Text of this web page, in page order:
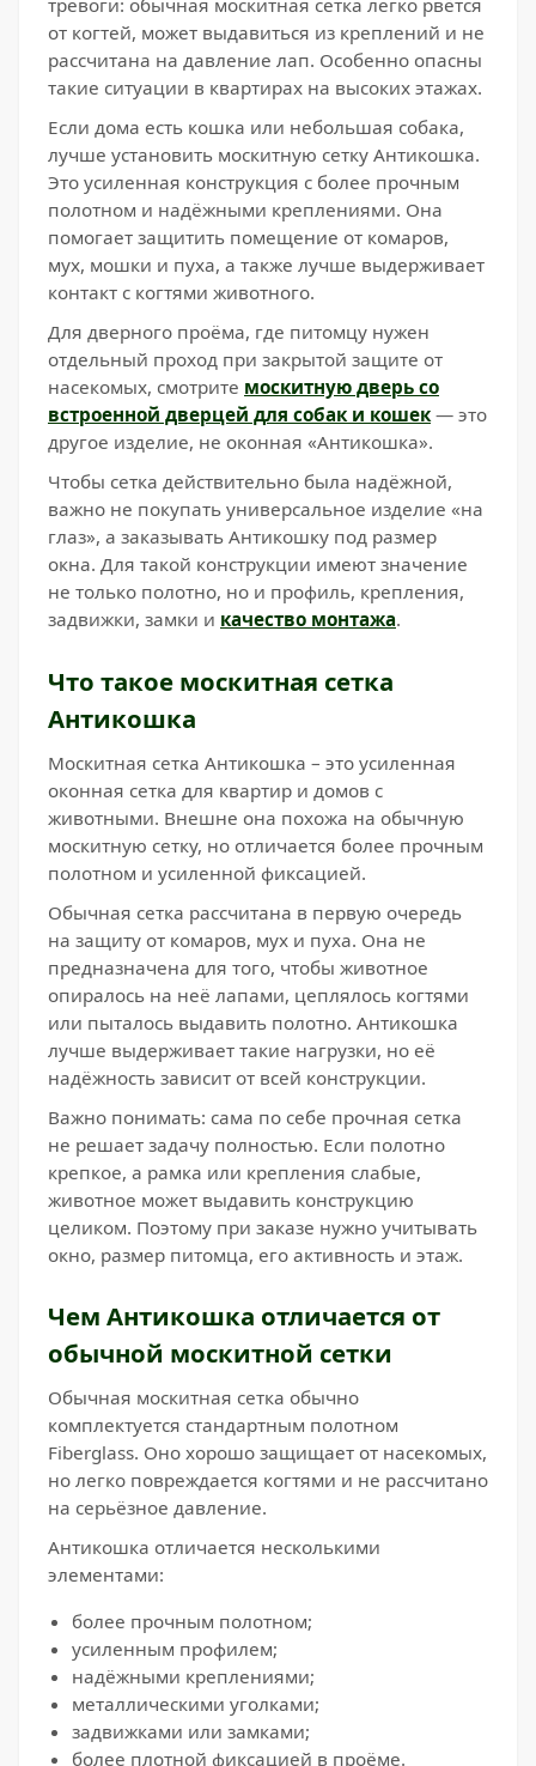
тревоги: обычная москитная сетка легко рвётся
от когтей, может выдавиться из креплений и не
рассчитана на давление лап. Особенно опасны
такие ситуации в квартирах на высоких этажах.
Если дома есть кошка или небольшая собака,
лучше установить москитную сетку Антикошка.
Это усиленная конструкция с более прочным
полотном и надёжными креплениями. Она
помогает защитить помещение от комаров,
мух, мошки и пуха, а также лучше выдерживает
контакт с когтями животного.
Для дверного проёма, где питомцу нужен
отдельный проход при закрытой защите от
насекомых, смотрите москитную дверь со
встроенной дверцей для собак и кошек— это
другое изделие, не оконная «Антикошка».
Чтобы сетка действительно была надёжной,
важно не покупать универсальное изделие «на
глаз», а заказывать Антикошку под размер
окна. Для такой конструкции имеют значение
не только полотно, но и профиль, крепления,
задвижки, замки и качество монтажа.
Что такое москитная сетка
Антикошка
Москитная сетка Антикошка – это усиленная
оконная сетка для квартир и домов с
животными. Внешне она похожа на обычную
москитную сетку, но отличается более прочным
полотном и усиленной фиксацией.
Обычная сетка рассчитана в первую очередь
на защиту от комаров, мух и пуха. Она не
предназначена для того, чтобы животное
опиралось на неё лапами, цеплялось когтями
или пыталось выдавить полотно. Антикошка
лучше выдерживает такие нагрузки, но её
надёжность зависит от всей конструкции.
Важно понимать: сама по себе прочная сетка
не решает задачу полностью. Если полотно
крепкое, а рамка или крепления слабые,
животное может выдавить конструкцию
целиком. Поэтому при заказе нужно учитывать
окно, размер питомца, его активность и этаж.
Чем Антикошка отличается от
обычной москитной сетки
Обычная москитная сетка обычно
комплектуется стандартным полотном
Fiberglass. Оно хорошо защищает от насекомых,
но легко повреждается когтями и не рассчитано
на серьёзное давление.
Антикошка отличается несколькими
элементами:
более прочным полотном;
усиленным профилем;
надёжными креплениями;
металлическими уголками;
задвижками или замками;
более плотной фиксацией в проёме.